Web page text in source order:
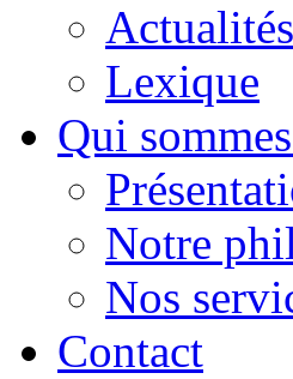
Actualités
Lexique
Qui
Notre
Nos
Contact